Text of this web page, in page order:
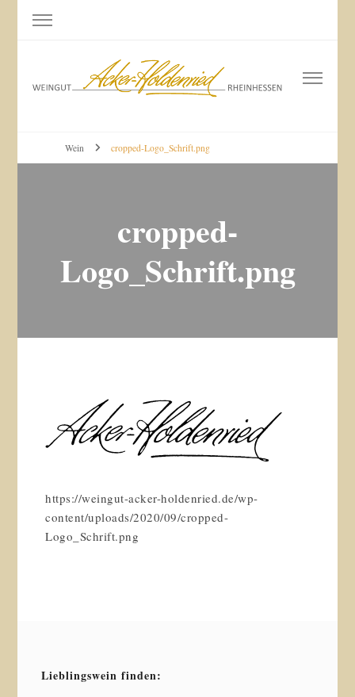
Weingut Acker-Holdenried
Bodenheim RHEINHESSEN
Wein cropped-Logo_Schrift.png
cropped-
Logo_Schrift.png
https://weingut-acker-holdenried.de/wp-
content/uploads/2020/09/cropped-
Logo_Schrift.png
Lieblingswein finden: